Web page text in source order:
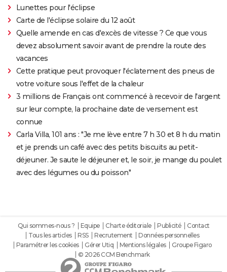
Lunettes pour l'éclipse
Carte de l'éclipse solaire du 12 août
Quelle amende en cas d'excès de vitesse ? Ce que vous
devez absolument savoir avant de prendre la route des
vacances
Cette pratique peut provoquer l'éclatement des pneus de
votre voiture sous l'effet de la chaleur
3 millions de Français ont commencé à recevoir de l'argent
sur leur compte, la prochaine date de versement est
connue
Carla Villa, 101 ans : "Je me lève entre 7 h 30 et 8 h du matin
et je prends un café avec des petits biscuits au petit-
déjeuner. Je saute le déjeuner et, le soir, je mange du poulet
avec des légumes ou du poisson"
Qui sommes-nous ? Equipe Charte éditoriale Publicité
Contact
Tous les articles
RSS Recrutement
Données personnelles
Paramétrer les cookies
Gérer Utiq Mentions légales
Groupe Figaro
© 2026 CCM Benchmark